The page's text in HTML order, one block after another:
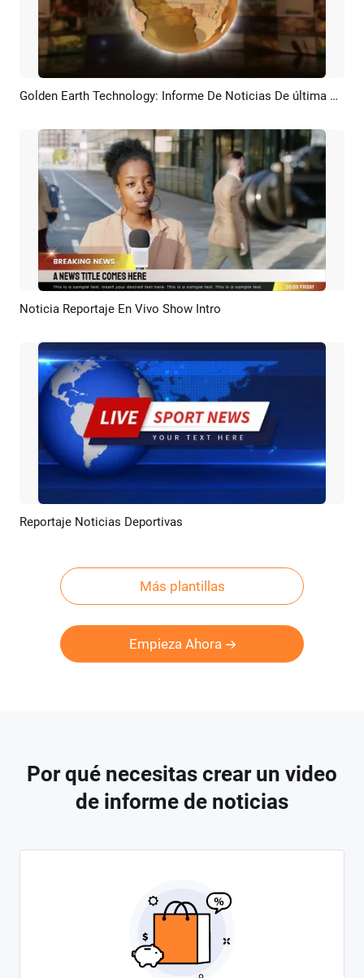
Previsualizar Crear IA Golden Earth Technology: Informe De Noticias De última Hora, Introducción Al Canal De YouTube
Previsualizar Crear IA
Noticia Reportaje En Vivo Show Intro
Previsualizar
Reportaje Noticias Deportivas
Más plantillas
Empieza Ahora
Por qué necesitas crear un video
de informe de noticias